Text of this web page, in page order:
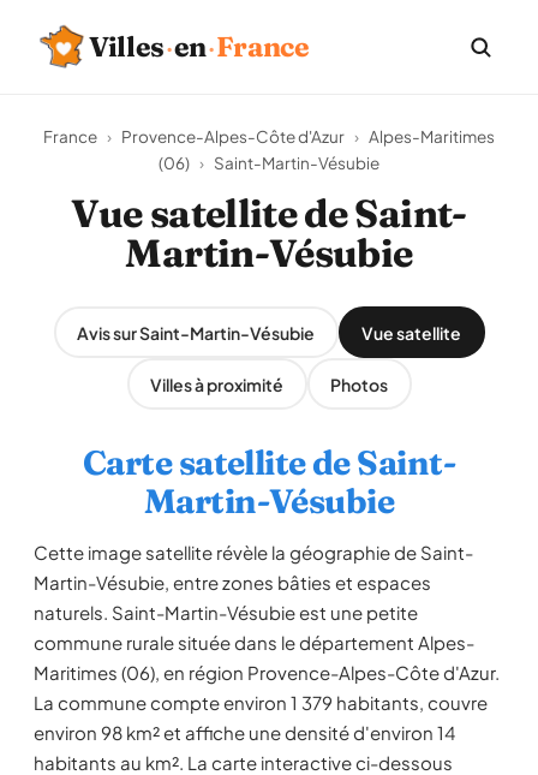
Villes·en·France
France › Provence-Alpes-Côte d'Azur › Alpes-Maritimes
(06) › Saint-Martin-Vésubie
Vue satellite de Saint-
Martin-Vésubie
Avis sur Saint-Martin-Vésubie Vue satellite
Villes à proximité Photos
Carte satellite de Saint-
Martin-Vésubie
Cette image satellite révèle la géographie de Saint-
Martin-Vésubie, entre zones bâties et espaces
naturels. Saint-Martin-Vésubie est une petite
commune rurale située dans le département Alpes-
Maritimes (06), en région Provence-Alpes-Côte d'Azur.
La commune compte environ 1 379 habitants, couvre
environ 98 km² et affiche une densité d'environ 14
habitants au km². La carte interactive ci-dessous